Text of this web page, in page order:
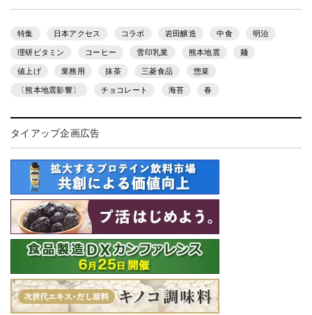
特集 日本アクセス コラボ 岩田醸造 中食 明治
理研ビタミン コーヒー 雪印乳業 熊本地震 麺
値上げ 業務用 抹茶 三菱食品 惣菜
〔熊本地震影響〕 チョコレート 海苔 春
タイアップ企画広告